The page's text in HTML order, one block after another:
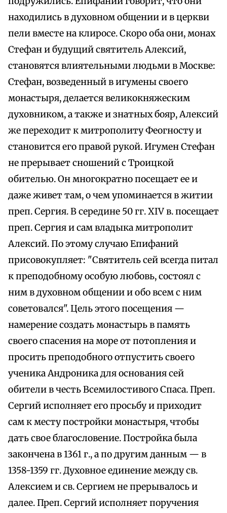
находились в духовном общении и в церкви
пели вместе на клиросе. Скоро оба они, монах
Стефан и будущий святитель Алексий,
становятся влиятельными людьми в Москве:
Стефан, возведенный в игумены своего
монастыря, делается великокняжеским
духовником, а также и знатных бояр, Алексий
же переходит к митрополиту Феогносту и
становится его правой рукой. Игумен Стефан
не прерывает сношений с Троицкой
обителью. Он многократно посещает ее и
даже живет там, о чем упоминается в житии
преп. Сергия. В середине 50 гг. XIV в. посещает
преп. Сергия и сам владыка митрополит
Алексий. По этому случаю Епифаний
присовокупляет: "Святитель сей всегда питал
к преподобному особую любовь, состоял с
ним в духовном общении и обо всем с ним
советовался". Цель этого посещения —
намерение создать монастырь в память
своего спасения на море от потопления и
просить преподобного отпустить своего
ученика Андроника для основания сей
обители в честь Всемилостивого Спаса. Преп.
Сергий исполняет его просьбу и приходит
сам к месту постройки монастыря, чтобы
дать свое благословение. Постройка была
закончена в 1361 г., а по другим данным — в
1358-1359 гг. Духовное единение между св.
Алексием и св. Сергием не прерывалось и
далее. Преп. Сергий исполняет поручения